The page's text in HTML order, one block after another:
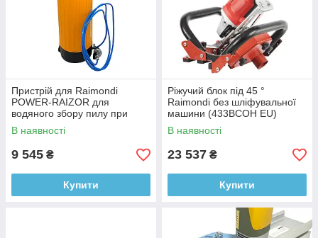
Пристрій для Raimondi
POWER-RAIZOR для
водяного збору пилу при
різанні (433PWW A)
В наявності
9 545 ₴
Купити
Ріжучий блок під 45 °
Raimondi без шліфувальної
машини (433BCOH EU)
В наявності
23 537 ₴
Купити